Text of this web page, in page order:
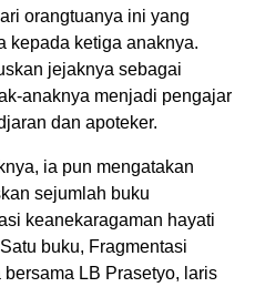
orangtuanya ini yang
kepada ketiga anaknya.
jejaknya sebagai
anaknya menjadi pengajar
dan apoteker.
ia pun mengatakan
sejumlah buku
keanekaragaman hayati
buku, Fragmentasi
LB Prasetyo, laris